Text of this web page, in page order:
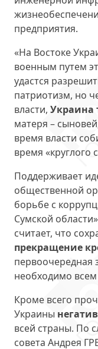
предприятия.
«На Востоке
военным путем
удастся
патриотизм, но
власти, Украина
матеря –
время власти
время «круглого
Поддерживает
общественной
борьбе с
Сумской
считает, что
прекращение
первоочередная
необходимо
Кроме всего
Украины
всей страны. По
совета Андрея